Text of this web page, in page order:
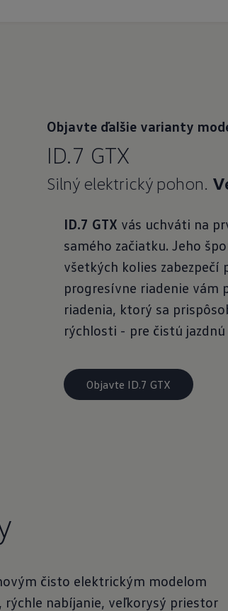
Objavte ďalšie varianty
ID.7 GTX
Silný elektrický pohon.
ID.7 GTX vás uchváti na
samého začiatku. Jeho
všetkých kolies zabezpečí
progresívne riadenie vám
riadenia, ktorý sa
rýchlosti - pre čistú
Objavte ID.7 GTX
čisto elektrickým modelom
rýchle nabíjanie, veľkorysý priestor